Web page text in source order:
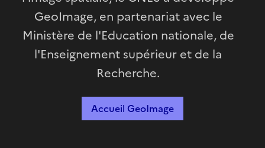
GeoImage, en partenariat avec le
Ministère de l'Education nationale, de
l'Enseignement supérieur et de la
Recherche.
Accueil GeoImage